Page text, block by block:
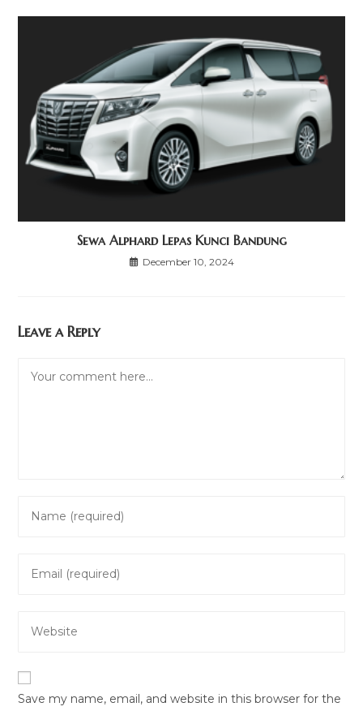
Sewa Alphard Lepas Kunci Bandung
December 10, 2024
Leave a Reply
your
comment
your
address
your
URL
(optional)
Save my name, email, and website in this browser for the